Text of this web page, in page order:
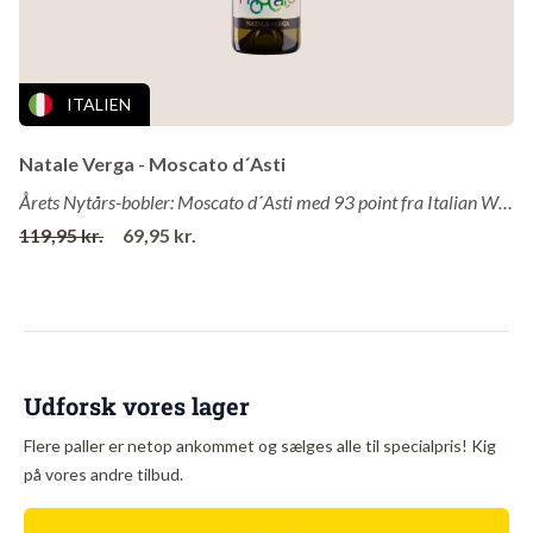
Den gode lagring og de frugtige druer kendetegner denne
vin. Masser af røde bær i næsen, som går igen i den fyldige
smag, med en snert af vanilje og bløde tanniner.
Serveres ved 16-18 grader.
Kan serveres til de fleste kødretter, pizza og pasta.
Druer : 50% Corvina, 30% Syrah 30% og 20% Merlot
Land: Italien
Alkohol: 13,5%
Om vingården
ITALIEN
Natale Verga - Moscato d´Asti
Årets Nytårs-bobler: Moscato d´Asti med 93 point fra Italian Wine Guy!
119,95 kr.
69,95 kr.
Udforsk vores lager
Flere paller er netop ankommet og sælges alle til specialpris! Kig
på vores andre tilbud.